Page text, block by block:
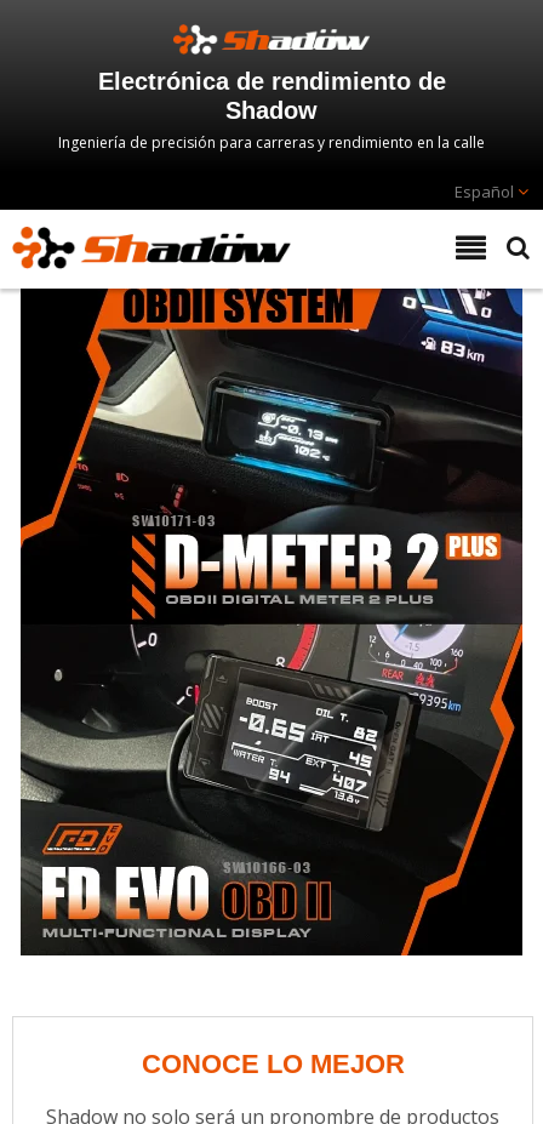
Electrónica de rendimiento de
Shadow
Ingeniería de precisión para carreras y rendimiento en la calle
Español
CONOCE LO MEJOR
Shadow no solo será un pronombre de productos